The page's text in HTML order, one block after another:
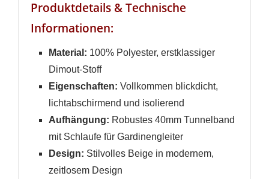
Produktdetails & Technische
Informationen:
Material: 100% Polyester, erstklassiger
Dimout-Stoff
Eigenschaften: Vollkommen blickdicht,
lichtabschirmend und isolierend
Aufhängung: Robustes 40mm Tunnelband
mit Schlaufe für Gardinengleiter
Design: Stilvolles Beige in modernem,
zeitlosem Design